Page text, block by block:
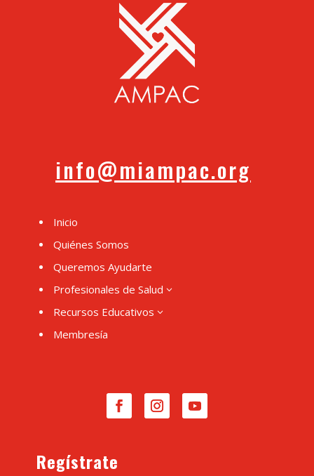
info@miampac.org
Inicio
Quiénes Somos
Queremos Ayudarte
Profesionales de Salud 3
Recursos Educativos 3
Membresía
Regístrate